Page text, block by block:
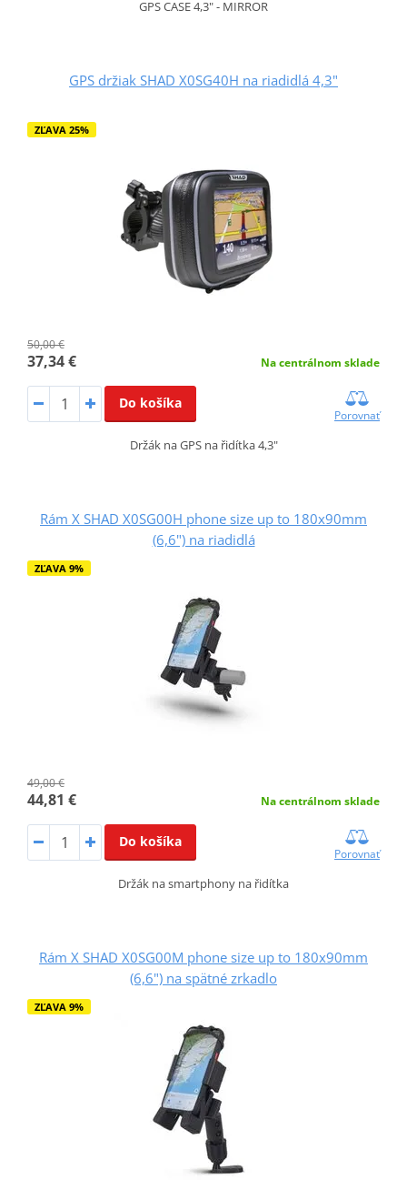
GPS CASE 4,3" - MIRROR
GPS držiak SHAD X0SG40H na riadidlá 4,3"
ZĽAVA 25%
50,00 €
37,34 € Na centrálnom sklade
Do košíka
Porovnať
Držák na GPS na řidítka 4,3"
Rám X SHAD X0SG00H phone size up to 180x90mm
(6,6") na riadidlá
ZĽAVA 9%
49,00 €
44,81 € Na centrálnom sklade
Do košíka
Porovnať
Držák na smartphony na řidítka
Rám X SHAD X0SG00M phone size up to 180x90mm
(6,6") na spätné zrkadlo
ZĽAVA 9%